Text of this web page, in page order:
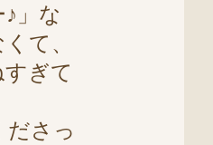
」な
て、
ぎて
さっ